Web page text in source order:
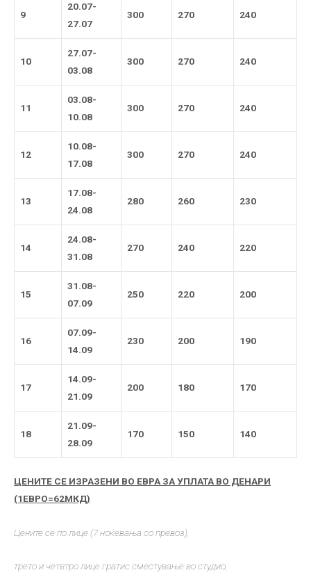
9
20.07-
27.07
300 270 240
10
27.07-
03.08
300 270 240
11
03.08-
10.08
300 270 240
12
10.08-
17.08
300 270 240
13
17.08-
24.08
280 260 230
14
24.08-
31.08
270 240 220
15
31.08-
07.09
250 220 200
16
07.09-
14.09
230 200 190
17
14.09-
21.09
200 180 170
18
21.09-
28.09
170 150 140
ЦЕНИТЕ СЕ ИЗРАЗЕНИ ВО ЕВРА ЗА УПЛАТА ВО ДЕНАРИ
(1ЕВРО=62МКД)
Цените се по лице (7 ноќевања со превоз),
трето и четвтро лице гратис сместување во студио,